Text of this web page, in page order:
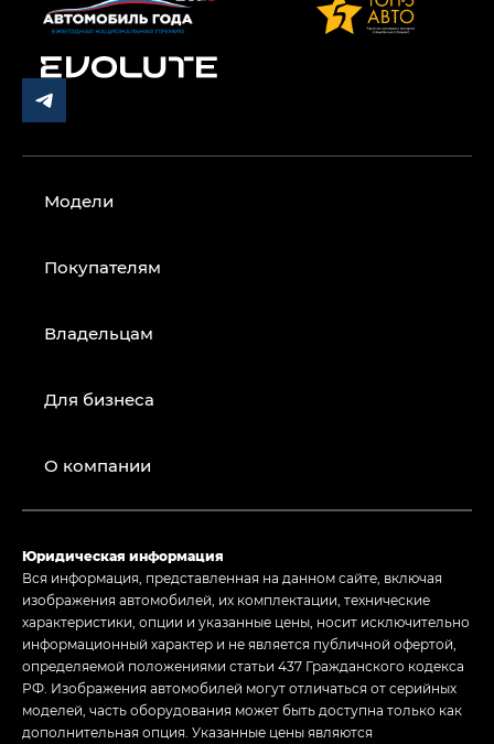
Модели
Покупателям
Владельцам
Для бизнеса
О компании
Юридическая информация
Вся информация, представленная на данном сайте, включая
изображения автомобилей, их комплектации, технические
характеристики, опции и указанные цены, носит исключительно
информационный характер и не является публичной офертой,
определяемой положениями статьи 437 Гражданского кодекса
РФ. Изображения автомобилей могут отличаться от серийных
моделей, часть оборудования может быть доступна только как
дополнительная опция. Указанные цены являются